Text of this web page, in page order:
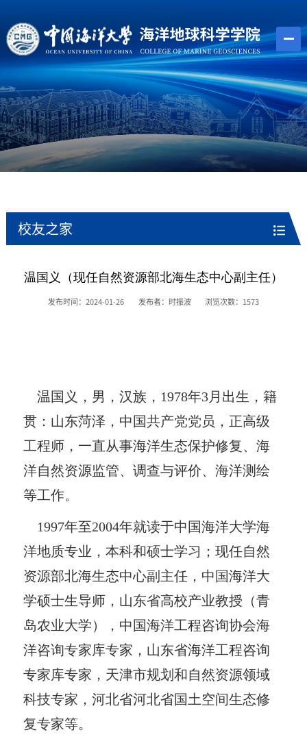
校友之家
温国义（现任自然资源部北海生态中心副主任）
发布时间：2024-01-26 发布者：时振波 浏览次数： 1573
温国义，男，汉族， 1978年3月出生，籍
贯：山东菏泽，中国共产党党员，正高级
工程师，一直从事海洋生态保护修复、海
洋自然资源监管、调查与评价、海洋测绘
等工作。
1997年至2004年就读于中国海洋大学海
洋地质专业，本科和硕士学习；现任自然
资源部北海生态中心副主任，中国海洋大
学硕士生导师，山东省高校产业教授（青
岛农业大学），中国海洋工程咨询协会海
洋咨询专家库专家，山东省海洋工程咨询
专家库专家，天津市规划和自然资源领域
科技专家，河北省河北省国土空间生态修
复专家等。